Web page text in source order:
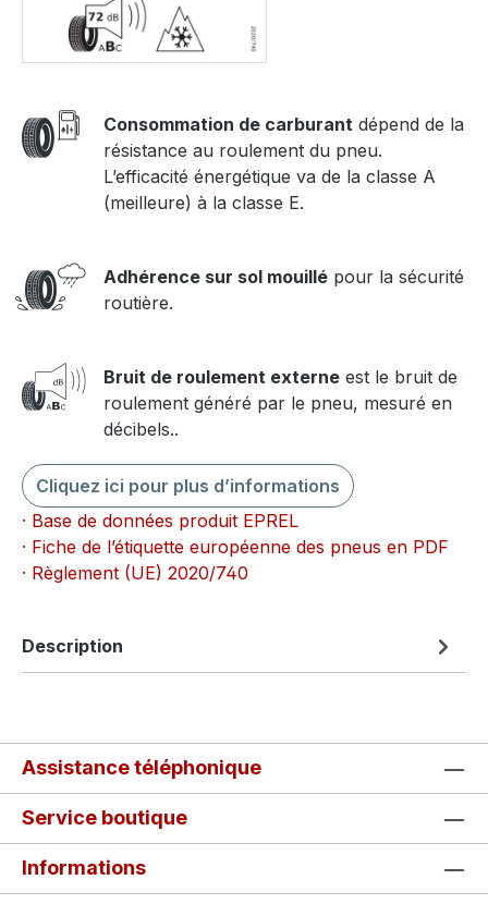
Consommation de carburant dépend de la
résistance au roulement du pneu.
L’efficacité énergétique va de la classe A
(meilleure) à la classe E.
Adhérence sur sol mouillé pour la sécurité
routière.
Bruit de roulement externe est le bruit de
roulement généré par le pneu, mesuré en
décibels..
Cliquez ici pour plus d’informations
· Base de données produit EPREL
· Fiche de l’étiquette européenne des pneus en PDF
· Règlement (UE) 2020/740
Description
Assistance téléphonique
Service boutique
Informations